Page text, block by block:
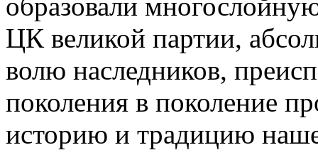
ЦК великой партии,
волю наследников,
поколения в поколение
историю и традицию